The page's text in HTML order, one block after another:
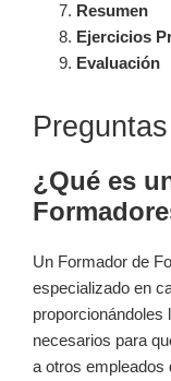
Resumen
Ejercicios
Evaluación
¿Qué es
Un Formador de
especializado en
necesarios para
a otros empleados